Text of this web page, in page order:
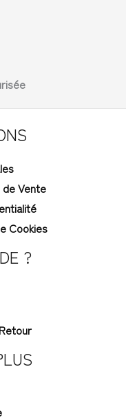
Vente
Cookies
?